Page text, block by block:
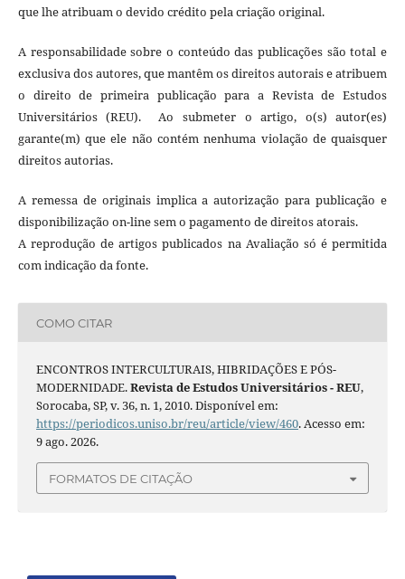
que lhe atribuam o devido crédito pela criação original.
A responsabilidade sobre o conteúdo das publicações são total e
exclusiva dos autores, que mantêm os direitos autorais e atribuem
o direito de primeira publicação para a Revista de Estudos
Universitários (REU). Ao submeter o artigo, o(s) autor(es)
garante(m) que ele não contém nenhuma violação de quaisquer
direitos autorias.
A remessa de originais implica a autorização para publicação e
disponibilização on-line sem o pagamento de direitos atorais.
A reprodução de artigos publicados na Avaliação só é permitida
com indicação da fonte.
COMO CITAR
ENCONTROS INTERCULTURAIS, HIBRIDAÇÕES E PÓS-
MODERNIDADE.Revista de Estudos Universitários - REU,
Sorocaba, SP, v. 36, n. 1, 2010. Disponível em:
https://periodicos.uniso.br/reu/article/view/460. Acesso em:
9 ago. 2026.
FORMATOS DE CITAÇÃO